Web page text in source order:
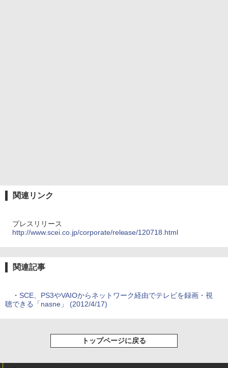
関連リンク
プレスリリース
http://www.scei.co.jp/corporate/release/120718.html
関連記事
・ SCE、PS3やVAIOからネットワーク経由でテレビを録画・視
聴できる「nasne」 (2012/4/17)
トップページに戻る